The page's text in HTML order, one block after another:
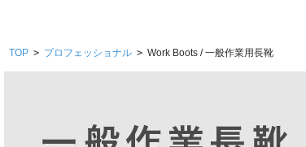
TOP > プロフェッショナル > Work Boots / 一般作業用長靴